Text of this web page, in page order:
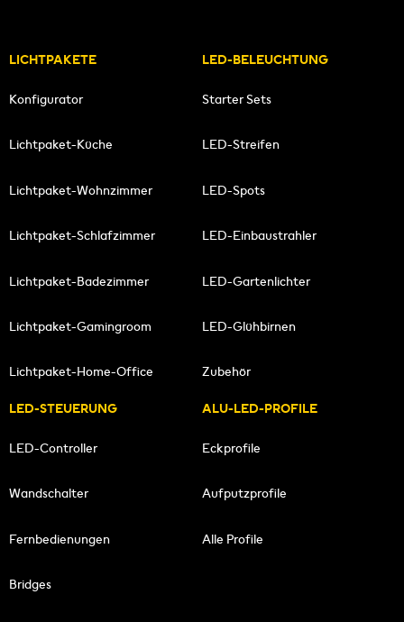
LICHTPAKETE
Konfigurator
Lichtpaket-Küche
Lichtpaket-Wohnzimmer
Lichtpaket-Schlafzimmer
Lichtpaket-Badezimmer
Lichtpaket-Gamingroom
Lichtpaket-Home-Office
LED-BELEUCHTUNG
Starter Sets
LED-Streifen
LED-Spots
LED-Einbaustrahler
LED-Gartenlichter
LED-Glühbirnen
Zubehör
LED-STEUERUNG
LED-Controller
Wandschalter
Fernbedienungen
Bridges
ALU-LED-PROFILE
Eckprofile
Aufputzprofile
Alle Profile